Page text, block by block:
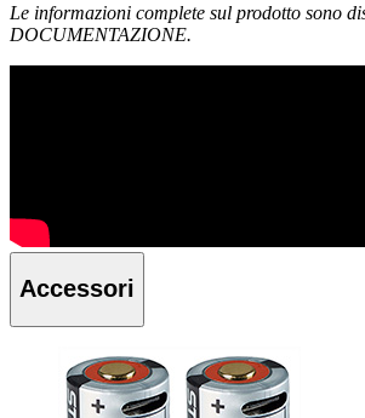
Le informazioni complete sul prodotto sono
DOCUMENTAZIONE.
Accessori